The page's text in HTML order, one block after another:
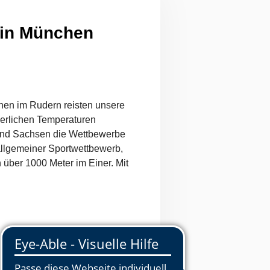
München
im Rudern reisten unsere
Temperaturen
Sachsen die Wettbewerbe
Sportwettbewerb,
1000 Meter im Einer. Mit